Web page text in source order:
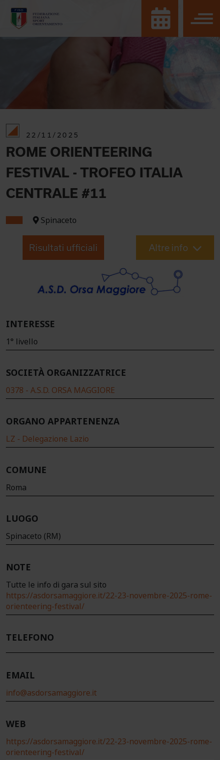
22/11/2025
ROME ORIENTEERING
FESTIVAL - TROFEO ITALIA
CENTRALE #11
Spinaceto
Risultati ufficiali Altre info
INTERESSE
1° livello
SOCIETÀ ORGANIZZATRICE
0378 - A.S.D. ORSA MAGGIORE
ORGANO APPARTENENZA
LZ - Delegazione Lazio
COMUNE
Roma
LUOGO
Spinaceto (RM)
NOTE
Tutte le info di gara sul sito
https://asdorsamaggiore.it/22-23-novembre-2025-rome-
orienteering-festival/
TELEFONO
EMAIL
info@asdorsamaggiore.it
WEB
https://asdorsamaggiore.it/22-23-novembre-2025-rome-
orienteering-festival/